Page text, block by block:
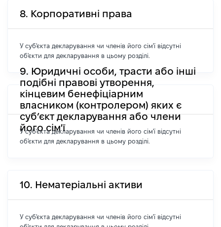
8. Корпоративні права
У суб'єкта декларування чи членів його сім'ї відсутні
об'єкти для декларування в цьому розділі.
9. Юридичні особи, трасти або інші
подібні правові утворення,
кінцевим бенефіціарним
власником (контролером) яких є
суб’єкт декларування або члени
його сім'ї
У суб'єкта декларування чи членів його сім'ї відсутні
об'єкти для декларування в цьому розділі.
10. Нематеріальні активи
У суб'єкта декларування чи членів його сім'ї відсутні